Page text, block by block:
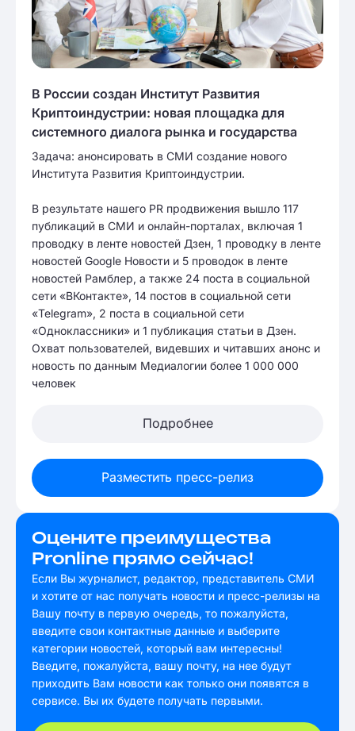
В России создан Институт Развития
Криптоиндустрии: новая площадка для
системного диалога рынка и государства
Задача: анонсировать в СМИ создание нового
Института Развития Криптоиндустрии.
В результате нашего PR продвижения вышло 117
публикаций в СМИ и онлайн-порталах, включая 1
проводку в ленте новостей Дзен, 1 проводку в ленте
новостей Google Новости и 5 проводок в ленте
новостей Рамблер, а также 24 поста в социальной
сети «ВКонтакте», 14 постов в социальной сети
«Telegram», 2 поста в социальной сети
«Одноклассники» и 1 публикация статьи в Дзен.
Охват пользователей, видевших и читавших анонс и
новость по данным Медиалогии более 1 000 000
человек
Подробнее
Разместить пресс-релиз
Оцените преимущества
Pronline прямо сейчас!
Если Вы журналист, редактор, представитель СМИ
и хотите от нас получать новости и пресс-релизы на
Вашу почту в первую очередь, то пожалуйста,
введите свои контактные данные и выберите
категории новостей, который вам интересны!
Введите, пожалуйста, вашу почту, на нее будут
приходить Вам новости как только они появятся в
сервисе. Вы их будете получать первыми.